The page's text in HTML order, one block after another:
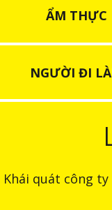
ẨM THỰC
NGƯỜI ĐI
Khái quát công ty